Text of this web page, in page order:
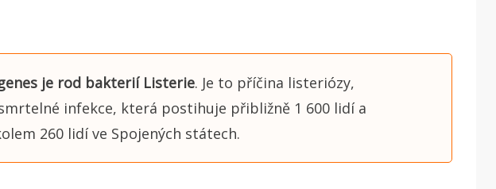
je rod bakterií Listerie. Je to příčina listeriózy,
infekce, která postihuje přibližně 1 600 lidí a
260 lidí ve Spojených státech.